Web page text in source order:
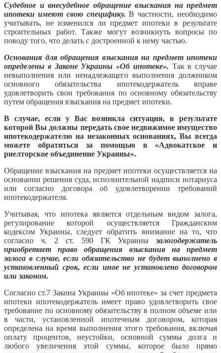
Судебное и внесудебное обращение взыскания на предмет
ипотеки имеют свою специфику. В частности, необходимо
учитывать, не изменился ли предмет ипотеки в результате
строительных работ. Также могут возникнуть вопросы по
поводу того, что делать с достроенной к нему частью.
Основания для обращения взыскания на предмет ипотеки
определены в Законе Украины «Об ипотеке». Так в случае
невыполнения или ненадлежащего выполнения должником
основного обязательства ипотекодержатель вправе
удовлетворить свои требования по основному обязательству
путем обращения взыскания на предмет ипотеки.
В случае, если у Вас возникла ситуация, в результате
которой Вы должны передать свое недвижимое имущество
ипотекодержателю на незаконных основаниях, Вы всегда
можете обратиться за помощью в «Адвокатское и
риелторское объединение Украины».
Обращение взыскания на предмет ипотеки осуществляется на
основании решения суда, исполнительной надписи нотариуса
или согласно договора об удовлетворении требований
ипотекодержателя.
Учитывая, что ипотека является отдельным видом залога,
регулирование которой осуществляется Гражданским
кодексом Украины, следует обратить внимание на то, что
согласно ч. 2 ст. 590 ГК Украины залогодержатель
приобретает право обращения взыскания на предмет
залога в случае, если обязательство не будет выполнено в
установленный срок, если иное не установлено договором
или законом.
Согласно ст.7 Закона Украины «Об ипотеке» за счет предмета
ипотеки ипотекодержатель имеет право удовлетворить свое
требование по основному обязательству в полном объеме или
в части, установленной ипотечным договором, которая
определена на время выполнения этого требования, включая
оплату процентов, неустойки, основной суммы долга и
любого увеличения этой суммы, которое было прямо